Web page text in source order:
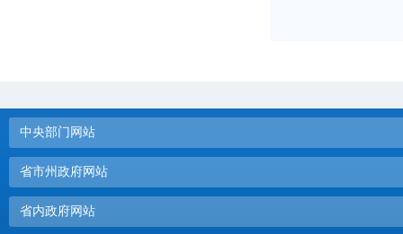
中央部门网站
省市州政府网站
省内政府网站